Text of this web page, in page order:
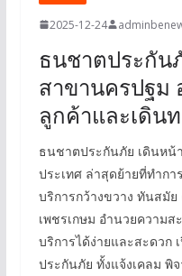
2025-12-24
ธนชาตประกัน
สาขานครปฐม
ลูกค้าและเดิน
ธนชาตประกันภัย เดินหน้
ประเทศ ล่าสุดย้ายที่ทำก
บริการกว้างขวาง ทันสมั
เพชรเกษม อำนวยความส
บริการได้ง่ายและสะดวก
ประกันภัย ทั้งแจ้งเคลม พิ